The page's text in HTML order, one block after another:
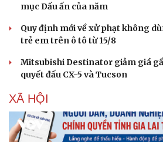
Doanh nghiệp
Thông tin doanh nghiệp
Doanh nhân
Vì cộng đồng
Công
mục Dấu ấn của năm
Quy định mới về xử phạt không
trẻ em trên ô tô từ 15/8
Mitsubishi Destinator giảm giá
quyết đấu CX-5 và Tucson
XÃ HỘI